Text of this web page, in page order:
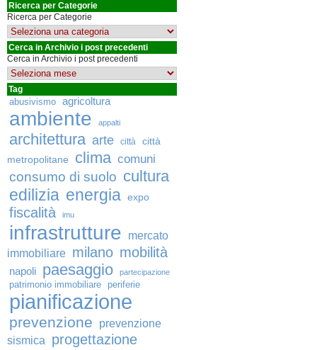
Ricerca per Categorie
Ricerca per Categorie
Cerca in Archivio i post precedenti
Cerca in Archivio i post precedenti
Tag
abusivismo agricoltura
ambiente appalti
architettura arte città
città
metropolitane
clima comuni
consumo di suolo cultura
edilizia energia expo
fiscalità imu
infrastrutture
mercato
immobiliare milano mobilità
napoli paesaggio partecipazione
patrimonio immobiliare periferie
pianificazione
prevenzione
prevenzione
sismica
progettazione